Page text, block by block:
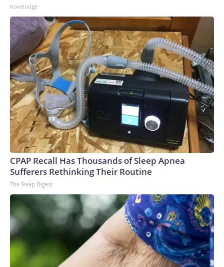
novelodge
CPAP Recall Has Thousands of Sleep Apnea
Sufferers Rethinking Their Routine
The Sleep Digest